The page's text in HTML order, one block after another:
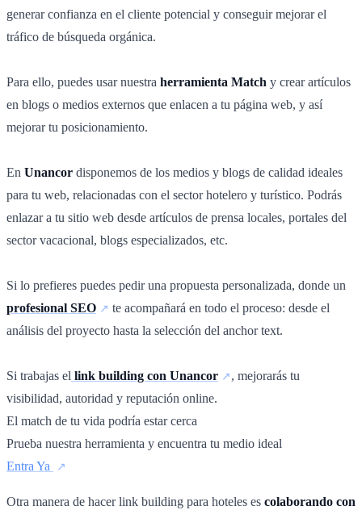
generar confianza en el cliente potencial y conseguir mejorar el
tráfico de búsqueda orgánica.
Para ello, puedes usar nuestra herramienta Match y crear artículos
en blogs o medios externos que enlacen a tu página web, y así
mejorar tu posicionamiento.
En Unancor disponemos de los medios y blogs de calidad ideales
para tu web, relacionadas con el sector hotelero y turístico. Podrás
enlazar a tu sitio web desde artículos de prensa locales, portales del
sector vacacional, blogs especializados, etc.
Si lo prefieres puedes pedir una propuesta personalizada, donde un
profesional SEO
te acompañará en todo el proceso: desde el
análisis del proyecto hasta la selección del anchor text.
Si trabajas el link building con Unancor
, mejorarás tu
visibilidad, autoridad y reputación online.
El match de tu vida podría estar cerca
Prueba nuestra herramienta y encuentra tu medio ideal
Entra Ya
Otra manera de hacer link building para hoteles es colaborando con